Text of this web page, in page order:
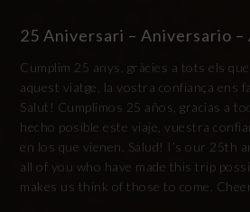
25 Aniversari – Aniversario –
Cumplim 25 anys, gràcies a tots els
aquest viatge, la vostra confiança ens
Salut! Cumplimos 25 años, gracias a
hecho posible este viaje, vuestra
en los que vienen. Salud! I’s our 25th
all of you who have made this trip
makes us think of those to come.